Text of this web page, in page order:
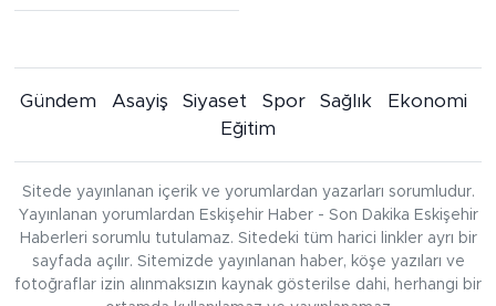
Gündem Asayiş Siyaset Spor Sağlık
Ekonomi
Eğitim
Sitede yayınlanan içerik ve yorumlardan yazarları sorumludur.
Yayınlanan yorumlardan Eskişehir Haber - Son Dakika Eskişehir
Haberleri sorumlu tutulamaz. Sitedeki tüm harici linkler ayrı bir
sayfada açılır. Sitemizde yayınlanan haber, köşe yazıları ve
fotoğraflar izin alınmaksızın kaynak gösterilse dahi, herhangi bir